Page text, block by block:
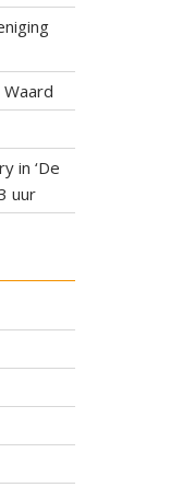
in ‘De
uur